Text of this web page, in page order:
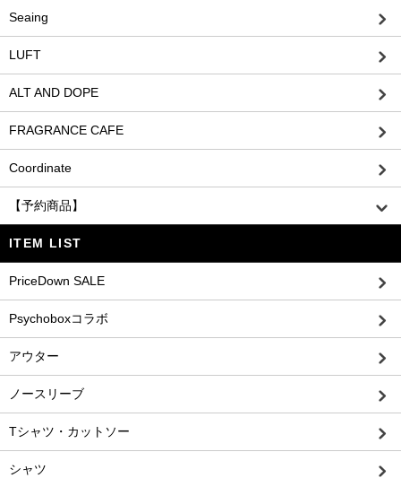
Seaing
LUFT
ALT AND DOPE
FRAGRANCE CAFE
Coordinate
【予約商品】
ITEM LIST
PriceDown SALE
Psychoboxコラボ
アウター
ノースリーブ
Tシャツ・カットソー
シャツ